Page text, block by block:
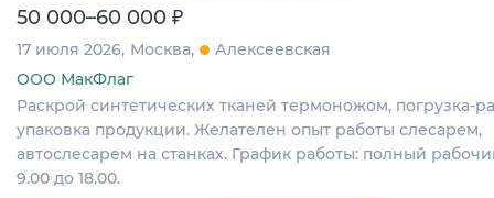
50 000–60 000 ₽
17 июля 2026 Москва
Алексеевская
ООО МакФлаг
Раскрой синтетических тканей термоножом, погрузка-
упаковка продукции. Желателен опыт работы слесарем,
автослесарем на станках. График работы: полный
9.00 до 18.00.